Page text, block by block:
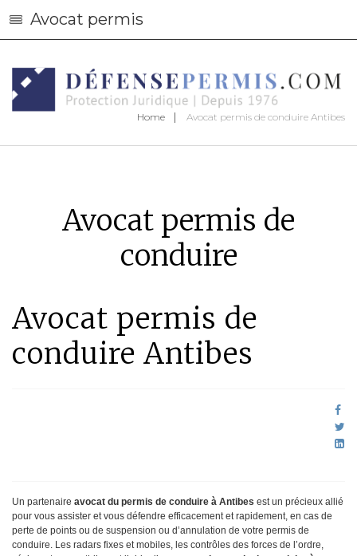
Avocat permis
Home Avocat permis de conduire Antibes
Avocat permis de
conduire
Avocat permis de
conduire Antibes
Un partenaire avocat du permis de conduire à Antibes est un précieux allié
pour vous assister et vous défendre efficacement et rapidement, en cas de
perte de points ou de suspension ou d’annulation de votre permis de
conduire. Les radars fixes et mobiles, les contrôles des forces de l’ordre,